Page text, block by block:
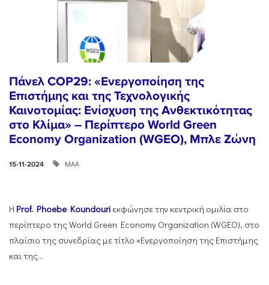
Πάνελ COP29: «Ενεργοποίηση της
Επιστήμης και της Τεχνολογικής
Καινοτομίας: Ενίσχυση της Ανθεκτικότητας
στο Κλίμα» – Περίπτερο World Green
Economy Organization (WGEO), Μπλε Ζώνη
15-11-2024 ΜΑΑ
Η Prof. Phoebe Koundouri εκφώνησε την κεντρική ομιλία στο
περίπτερο της World Green Economy Organization (WGEO), στο
πλαίσιο της συνεδρίας με τίτλο «Ενεργοποίηση της Επιστήμης
και της...